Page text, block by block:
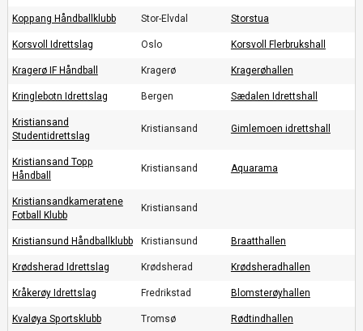
Koppang Håndballklubb Stor-Elvdal Storstua
Korsvoll Idrettslag Oslo Korsvoll Flerbrukshall
Kragerø IF Håndball Kragerø Kragerøhallen
Kringlebotn Idrettslag Bergen Sædalen Idrettshall
Kristiansand
Studentidrettslag
Kristiansand Gimlemoen idrettshall
Kristiansand Topp
Håndball
Kristiansand Aquarama
Kristiansandkameratene
Fotball Klubb
Kristiansand
Kristiansund Håndballklubb Kristiansund Braatthallen
Krødsherad Idrettslag Krødsherad Krødsheradhallen
Kråkerøy Idrettslag Fredrikstad Blomsterøyhallen
Kvaløya Sportsklubb Tromsø Rødtindhallen